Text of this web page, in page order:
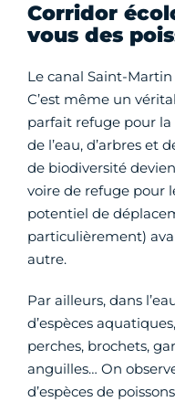
Corridor
vous des
Le canal Saint-Martin
C’est même un
parfait refuge pour la
de l’eau, d’arbres et
de biodiversité
voire de refuge pour
potentiel de
particulièrement)
autre.
Par ailleurs, dans
d’espèces
perches, brochets,
anguilles… On
d’espèces de